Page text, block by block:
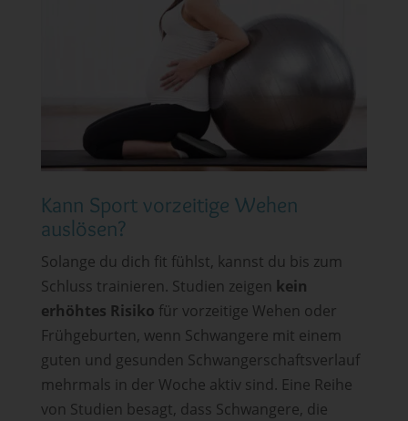
Kann Sport vorzeitige Wehen
auslösen?
Solange du dich fit fühlst, kannst du bis zum
Schluss trainieren. Studien zeigen kein
erhöhtes Risiko für vorzeitige Wehen oder
Frühgeburten, wenn Schwangere mit einem
guten und gesunden Schwangerschaftsverlauf
mehrmals in der Woche aktiv sind. Eine Reihe
von Studien besagt, dass Schwangere, die